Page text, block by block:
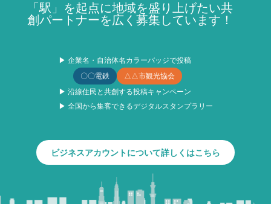
「駅」を起点に地域を盛り上げたい共
創パートナーを広く募集しています！
▶ 企業名・自治体名カラーバッジで投稿
〇〇電鉄
△△市観光協会
▶ 沿線住民と共創する投稿キャンペーン
▶ 全国から集客できるデジタルスタンプラリー
ビジネスアカウントについて詳しくはこちら